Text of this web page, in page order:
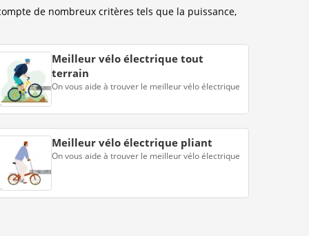
de nombreux critères tels que la puissance,
Meilleur vélo électrique tout
terrain
On vous aide à trouver le meilleur vélo électrique
Meilleur vélo électrique pliant
On vous aide à trouver le meilleur vélo électrique